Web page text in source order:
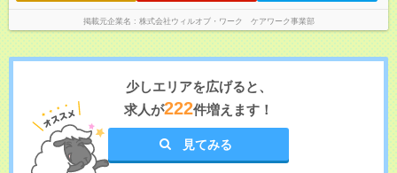
掲載元企業名 株式会社ウィルオブ・ワーク ケアワーク事業部
少しエリアを広げると、
求人が222件増えます！
見てみる